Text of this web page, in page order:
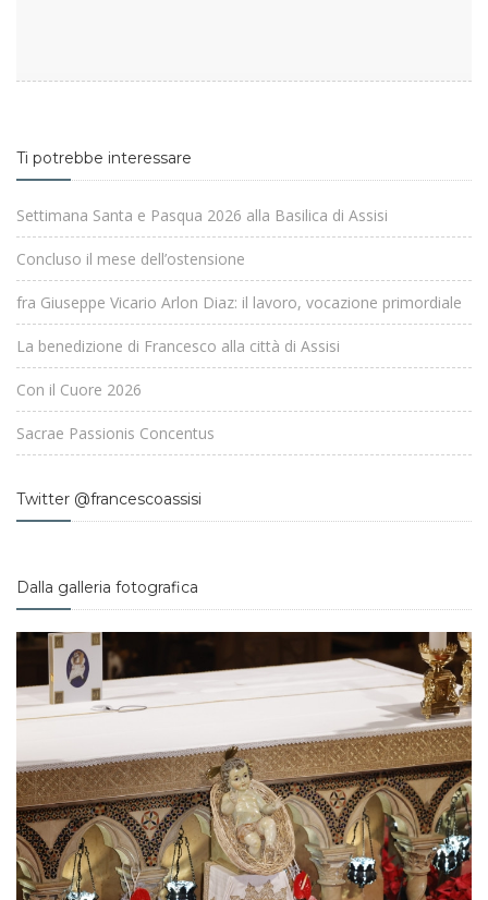
Ti potrebbe interessare
Settimana Santa e Pasqua 2026 alla Basilica di Assisi
Concluso il mese dell’ostensione
fra Giuseppe Vicario Arlon Diaz: il lavoro, vocazione primordiale
La benedizione di Francesco alla città di Assisi
Con il Cuore 2026
Sacrae Passionis Concentus
Twitter @francescoassisi
Dalla galleria fotografica